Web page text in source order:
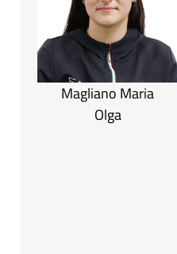
Magliano Maria
Olga